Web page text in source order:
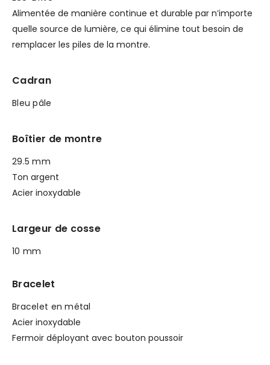
Alimentée de manière continue et durable par n’importe
quelle source de lumière, ce qui élimine tout besoin de
remplacer les piles de la montre.
Cadran
Bleu pâle
Boîtier de montre
29.5 mm
Ton argent
Acier inoxydable
Largeur de cosse
10 mm
Bracelet
Bracelet en métal
Acier inoxydable
Fermoir déployant avec bouton poussoir